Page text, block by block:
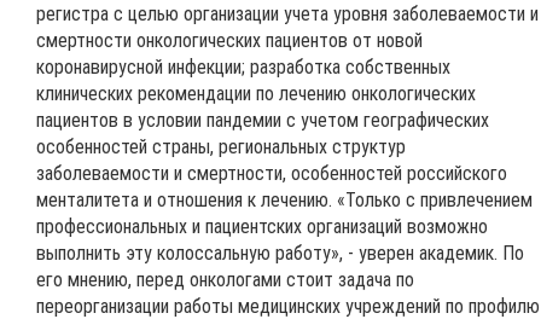
регистра с целью организации учета уровня заболеваемости и
смертности онкологических пациентов от новой
коронавирусной инфекции; разработка собственных
клинических рекомендации по лечению онкологических
пациентов в условии пандемии с учетом географических
особенностей страны, региональных структур
заболеваемости и смертности, особенностей российского
менталитета и отношения к лечению. «Только с привлечением
профессиональных и пациентских организаций возможно
выполнить эту колоссальную работу», - уверен академик. По
его мнению, перед онкологами стоит задача по
переорганизации работы медицинских учреждений по профилю